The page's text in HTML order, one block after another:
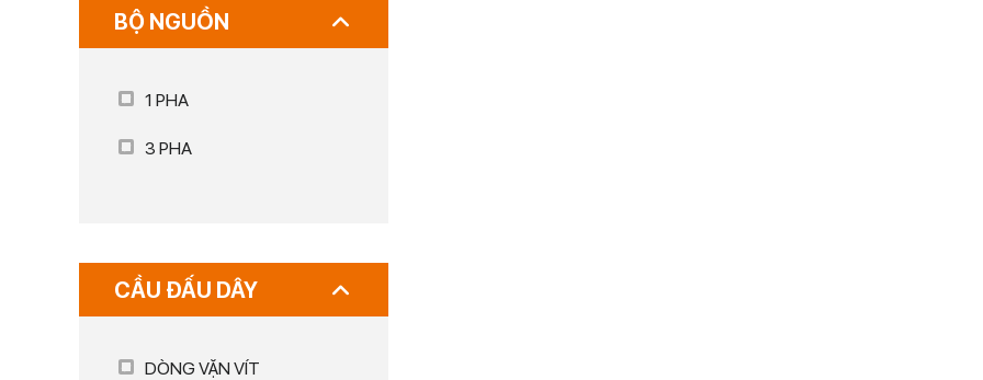
BỘ NGUỒN
1 PHA
3 PHA
CẦU ĐẤU DÂY
DÒNG VẶN VÍT